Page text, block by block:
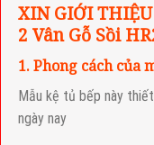
XIN GIỚI
2 Vân Gỗ Sồi
1. Phong cách của
Mẫu kệ tủ bếp này
ngày nay